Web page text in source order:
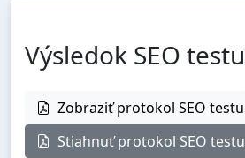
Výsledok SEO testu
Zobraziť protokol SEO testu
Stiahnuť protokol SEO testu